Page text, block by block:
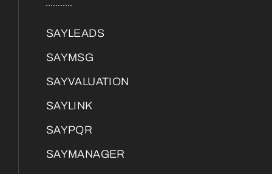
SAYLEADS
SAYMSG
SAYVALUATION
SAYLINK
SAYPQR
SAYMANAGER